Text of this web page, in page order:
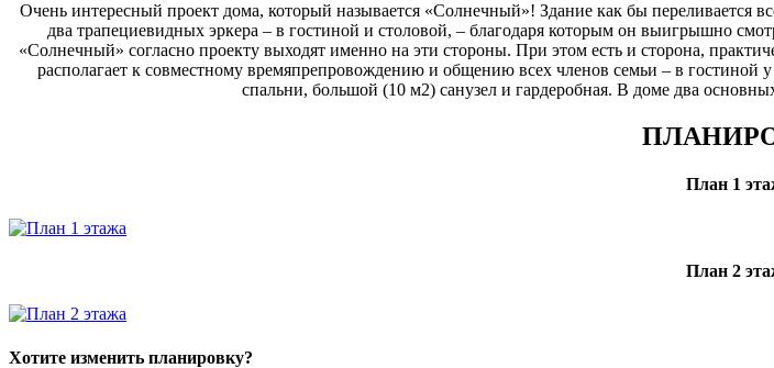
Очень интересный проект дома, который называется «Солнечный»! Здание как бы переливается
два трапециевидных эркера – в гостиной и столовой, – благодаря которым он выигрышно
«Солнечный» согласно проекту выходят именно на эти стороны. При этом есть и сторона,
располагает к совместному времяпрепровождению и общению всех членов семьи – в
спальни, большой (10 м2) санузел и гардеробная. В доме два
План 1
План 2
Хотите изменить планировку?